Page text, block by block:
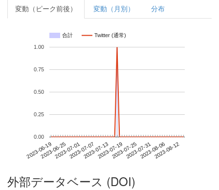
変動（ピーク前後） 変動（月別） 分布
合計 Twitter (通常)
2023-06-192023-06-252023-07-012023-07-072023-07-132023-07-192023-07-252023-07-312023-08-062023-08-12
0.00
0.25
0.50
0.75
1.00
外部データベース (DOI)